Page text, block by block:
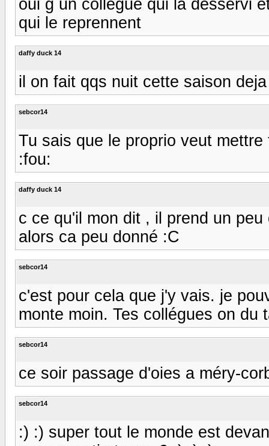
oui g un collégue qui la desservi
qui le reprennent
daffy duck 14
il on fait qqs nuit cette saison
sebcor14
Tu sais que le proprio veut
:fou:
daffy duck 14
c ce qu'il mon dit , il prend un
alors ca peu donné :C
sebcor14
c'est pour cela que j'y vais. je
monte moin. Tes collégues on du
sebcor14
ce soir passage d'oies a méry-
sebcor14
:) :) super tout le monde est